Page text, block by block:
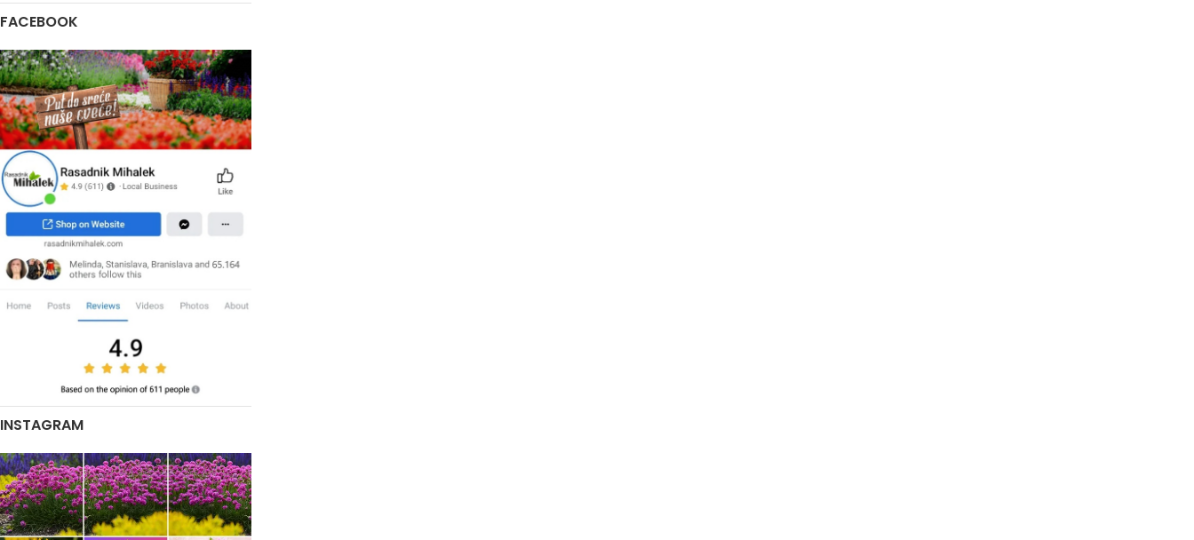
FACEBOOK
INSTAGRAM